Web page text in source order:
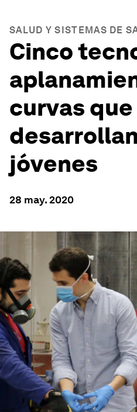
SALUD Y SISTEMAS DE
Cinco
curvas
jóvenes
28 may. 2020